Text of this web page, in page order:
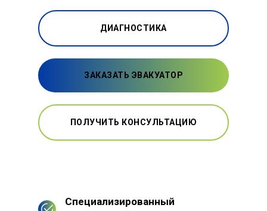
ДИАГНОСТИКА
ЗАКАЗАТЬ ЭВАКУАТОР
ПОЛУЧИТЬ КОНСУЛЬТАЦИЮ
Специализированный